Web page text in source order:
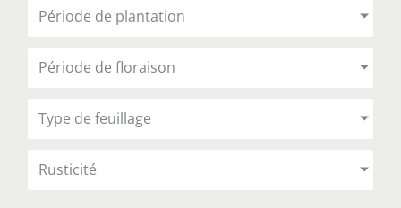
Période de plantation
Période de floraison
Type de feuillage
Rusticité